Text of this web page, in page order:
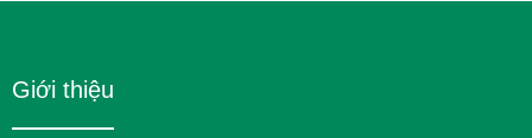
Giới thiệu